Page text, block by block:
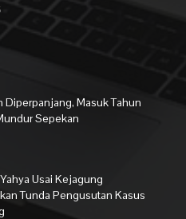
Diperpanjang, Masuk Tahun
Sepekan
Usai Kejagung
Tunda Pengusutan Kasus